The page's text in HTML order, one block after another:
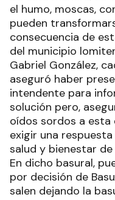
el humo, moscas,
pueden
consecuencia de
del municipio
Gabriel González,
aseguró haber
intendente para
solución pero,
oídos sordos a esta
exigir una
salud y bienestar
En dicho basural,
por decisión de
salen dejando la